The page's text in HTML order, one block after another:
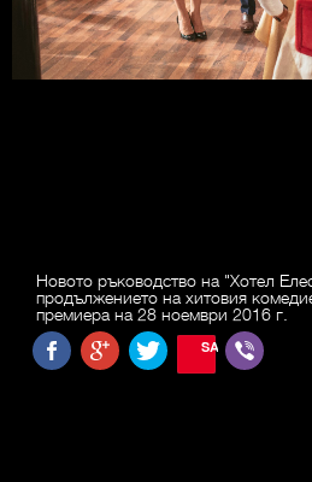
Новото ръководство на "Хотел
продължението на хитовия
премиера на 28 ноември 2016 г.
SAVE